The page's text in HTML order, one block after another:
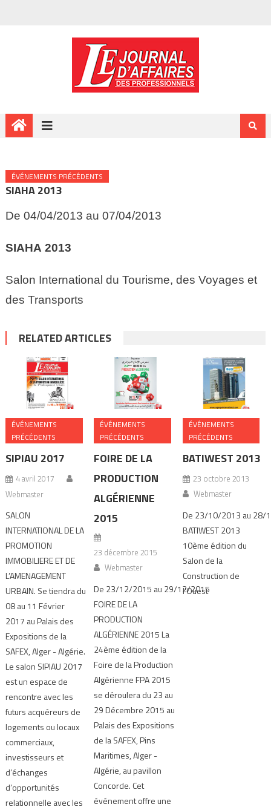
ÉVÉNEMENTS PRÉCÉDENTS
SIAHA 2013
De 04/04/2013 au 07/04/2013
SIAHA 2013
Salon International du Tourisme, des Voyages et
des Transports
RELATED ARTICLES
ÉVÉNEMENTS
PRÉCÉDENTS
SIPIAU 2017
4 avril 2017
Webmaster
SALON
INTERNATIONAL DE LA
PROMOTION
IMMOBILIERE ET DE
L’AMENAGEMENT
URBAIN. Se tiendra du
08 au 11 Février
2017 au Palais des
Expositions de la
SAFEX, Alger - Algérie.
Le salon SIPIAU 2017
est un espace de
rencontre avec les
futurs acquéreurs de
logements ou locaux
commerciaux,
investisseurs et
d’échanges
d’opportunités
relationnelle avec les
ÉVÉNEMENTS
PRÉCÉDENTS
FOIRE DE LA
PRODUCTION
ALGÉRIENNE
2015
23 décembre 2015
Webmaster
De 23/12/2015 au 29/12/2015
FOIRE DE LA
PRODUCTION
ALGÉRIENNE 2015 La
24ème édition de la
Foire de la Production
Algérienne FPA 2015
se déroulera du 23 au
29 Décembre 2015 au
Palais des Expositions
de la SAFEX, Pins
Maritimes, Alger -
Algérie, au pavillon
Concorde. Cet
événement offre une
ÉVÉNEMENTS
PRÉCÉDENTS
BATIWEST 2013
23 octobre 2013
Webmaster
De 23/10/2013 au 28/
BATIWEST 2013
10ème édition du
Salon de la
Construction de
l'Ouest